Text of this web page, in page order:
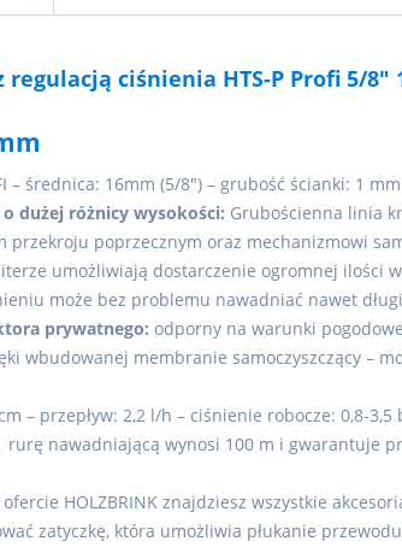
ciśnienia HTS-P Profi 5/
– średnica: 16mm (5/8") – grubość ścianki: 1
dużej różnicy wysokości: Grubościenna linia
poprzecznym oraz mechanizmowi
umożliwiają dostarczenie ogromnej ilości
może bez problemu nawadniać nawet
prywatnego: odporny na warunki
wbudowanej membranie samoczyszczący –
– przepływ: 2,2 l/h – ciśnienie robocze: 0,8-
nawadniającą wynosi 100 m i gwarantuje
ofercie HOLZBRINK znajdziesz wszystkie
zatyczkę, która umożliwia płukanie